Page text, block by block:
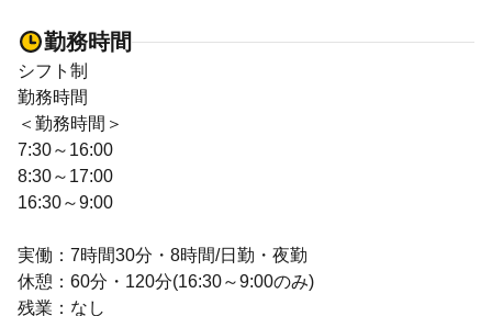
勤務時間
シフト制
勤務時間
＜勤務時間＞
7:30～16:00
8:30～17:00
16:30～9:00
実働：7時間30分・8時間/日勤・夜勤
休憩：60分・120分(16:30～9:00のみ)
残業：なし